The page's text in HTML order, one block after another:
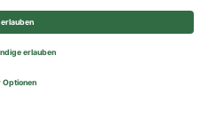
- All rights reserved